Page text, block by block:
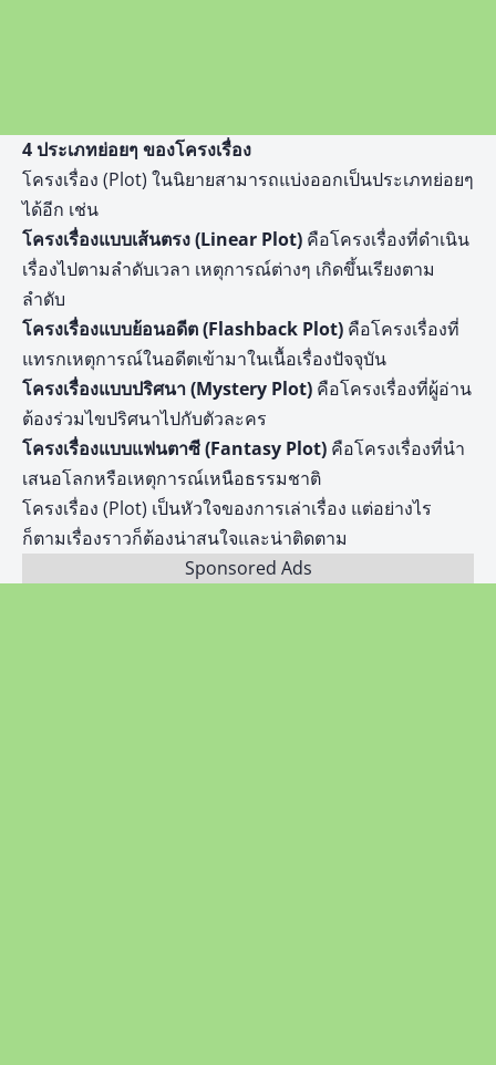
4 ประเภทย่อยๆ ของโครงเรื่อง
โครงเรื่อง (Plot) ในนิยายสามารถแบ่งออกเป็นประเภทย่อยๆ
ได้อีก เช่น
โครงเรื่องแบบเส้นตรง (Linear Plot) คือโครงเรื่องที่ดำเนิน
เรื่องไปตามลำดับเวลา เหตุการณ์ต่างๆ เกิดขึ้นเรียงตาม
ลำดับ
โครงเรื่องแบบย้อนอดีต (Flashback Plot) คือโครงเรื่องที่
แทรกเหตุการณ์ในอดีตเข้ามาในเนื้อเรื่องปัจจุบัน
โครงเรื่องแบบปริศนา (Mystery Plot) คือโครงเรื่องที่ผู้อ่าน
ต้องร่วมไขปริศนาไปกับตัวละคร
โครงเรื่องแบบแฟนตาซี (Fantasy Plot) คือโครงเรื่องที่นำ
เสนอโลกหรือเหตุการณ์เหนือธรรมชาติ
โครงเรื่อง (Plot) เป็นหัวใจของการเล่าเรื่อง แต่อย่างไร
ก็ตามเรื่องราวก็ต้องน่าสนใจและน่าติดตาม
Sponsored Ads